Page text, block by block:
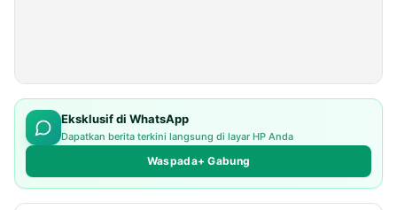
Eksklusif di WhatsApp
Dapatkan berita terkini langsung di layar HP Anda
Waspada+ Gabung